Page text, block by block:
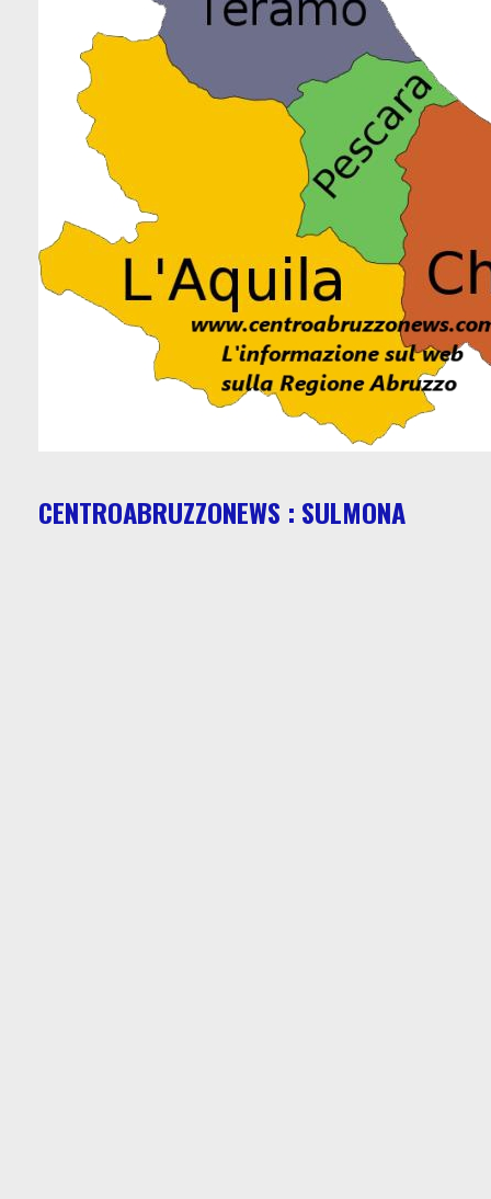
CENTROABRUZZONEWS : SULMONA